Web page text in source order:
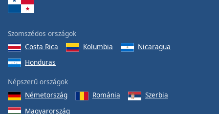
Szomszédos országok
Costa Rica
Kolumbia
Nicaragua
Honduras
Népszerű országok
Németország
Románia
Szerbia
Magyarország